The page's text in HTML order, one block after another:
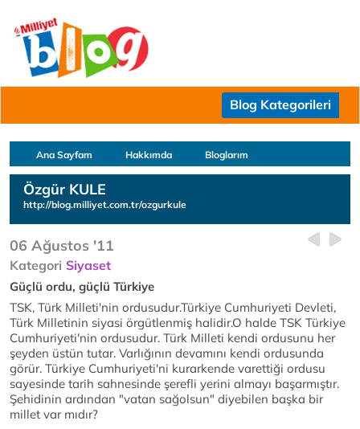
Blog Kategorileri
Ana Sayfam Hakkımda Bloglarım
Özgür KULE
http://blog.milliyet.com.tr/ozgurkule
06 Ağustos '11
Kategori Siyaset
Güçlü ordu, güçlü Türkiye
TSK, Türk Milleti'nin ordusudur.Türkiye Cumhuriyeti Devleti,
Türk Milletinin siyasi örgütlenmiş halidir.O halde TSK Türkiye
Cumhuriyeti'nin ordusudur. Türk Milleti kendi ordusunu her
şeyden üstün tutar. Varlığının devamını kendi ordusunda
görür. Türkiye Cumhuriyeti'ni kurarkende varettiği ordusu
sayesinde tarih sahnesinde şerefli yerini almayı başarmıştır.
Şehidinin ardından "vatan sağolsun" diyebilen başka bir
millet var mıdır?